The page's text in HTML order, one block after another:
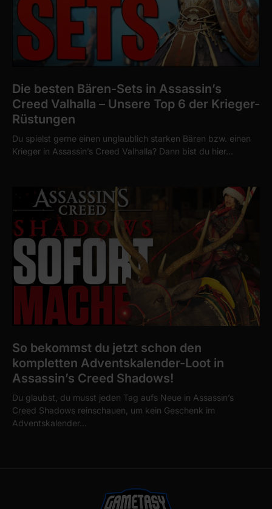
Die besten Bären-Sets in Assassin’s
Creed Valhalla – Unsere Top 6 der Krieger-
Rüstungen
Du spielst gerne einen unglaublich starken Bären bzw. einen
Krieger in Assassin’s Creed Valhalla? Dann bist du hier…
So bekommst du jetzt schon den
kompletten Adventskalender-Loot in
Assassin’s Creed Shadows!
Du glaubst, du musst jeden Tag aufs Neue in Assassin’s
Creed Shadows reinschauen, um kein Geschenk im
Adventskalender…